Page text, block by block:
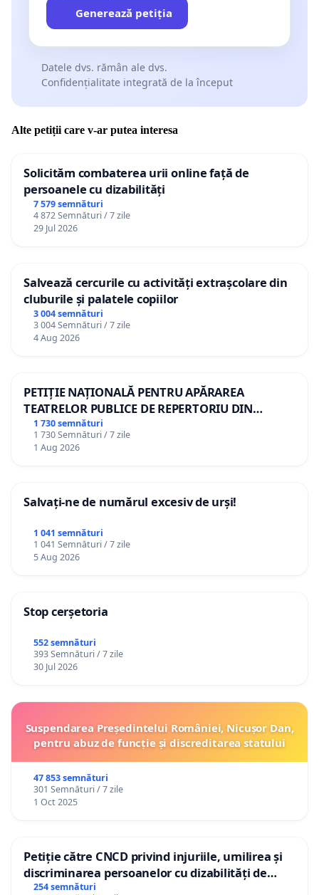
Generează petiția
Datele dvs. rămân ale dvs.
Confidențialitate integrată de la început
Alte petiții care v-ar putea interesa
Solicităm combaterea urii online față de
persoanele cu dizabilități
7 579 semnături
4 872 Semnături / 7 zile
29 Jul 2026
Salvează cercurile cu activități extrașcolare din
cluburile și palatele copiilor
3 004 semnături
3 004 Semnături / 7 zile
4 Aug 2026
PETIȚIE NAȚIONALĂ PENTRU APĂRAREA
TEATRELOR PUBLICE DE REPERTORIU DIN
ROMÂNIA
1 730 semnături
1 730 Semnături / 7 zile
1 Aug 2026
Salvați-ne de numărul excesiv de urși!
1 041 semnături
1 041 Semnături / 7 zile
5 Aug 2026
Stop cerșetoria
552 semnături
393 Semnături / 7 zile
30 Jul 2026
Suspendarea Președintelui României, Nicușor Dan,
pentru abuz de funcție și discreditarea statului
47 853 semnături
301 Semnături / 7 zile
1 Oct 2025
Petiție către CNCD privind injuriile, umilirea și
discriminarea persoanelor cu dizabilități de
către utilizatorul TikTok „Gorici”
254 semnături